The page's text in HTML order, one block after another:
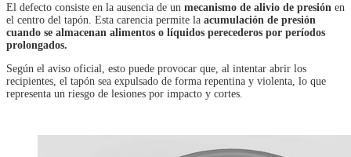
El defecto consiste en la ausencia de un mecanismo de alivio de presión en
el centro del tapón. Esta carencia permite la acumulación de presión
cuando se almacenan alimentos o líquidos perecederos por períodos
prolongados.
Según el aviso oficial, esto puede provocar que, al intentar abrir los
recipientes, el tapón sea expulsado de forma repentina y violenta, lo que
representa un riesgo de lesiones por impacto y cortes.